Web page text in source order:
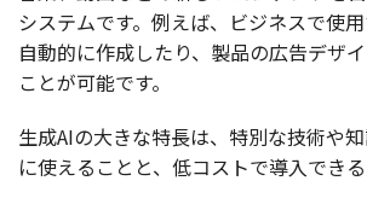
システムです。例えば、 ビジネスで使用
自動的に作成したり、 製品の広告デザ
ことが可能です。
生成AIの大きな特長は、 特別な技術や
に使えることと、低コストで導入できる